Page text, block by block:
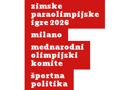
zimske
paraolimpijske
igre 2026
milano
mednarodni
olimpijski
komite
športna
politika